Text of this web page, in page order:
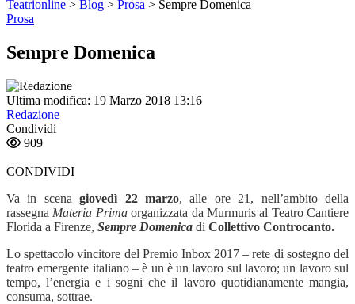
Teatrionline > Blog > Prosa > Sempre Domenica
Prosa
Sempre Domenica
Ultima modifica: 19 Marzo 2018 13:16
Redazione
Condividi
909
CONDIVIDI
Va in scenagiovedì 22 marzo, alle ore 21, nell’ambito della
rassegna Materia Primaorganizzata da Murmuris al Teatro Cantiere
Florida a Firenze, Sempre Domenica di Collettivo Controcanto.
Lo spettacolo vincitore del Premio Inbox 2017 –rete di sostegno del
teatro emergente italiano – è un è un lavoro sul lavoro; un lavoro sul
tempo, l’energia e i sogni che il lavoro quotidianamente mangia,
consuma, sottrae.